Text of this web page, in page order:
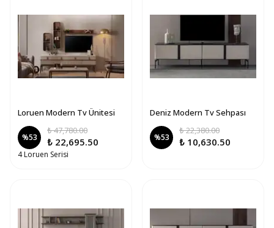
Loruen Modern Tv Ünitesi
%53
₺ 47,780.00
₺ 22,695.50
4 Loruen Serisi
Deniz Modern Tv Sehpası
%53
₺ 22,380.00
₺ 10,630.50